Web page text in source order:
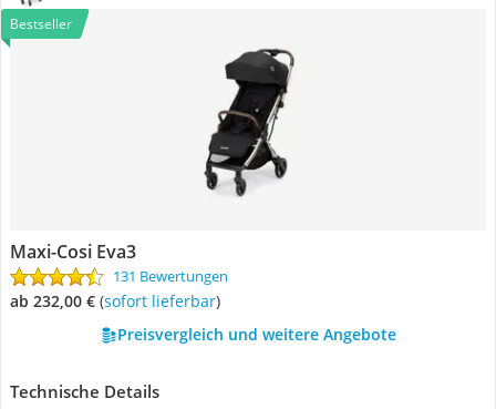
Bestseller
Maxi-Cosi Eva3
131 Bewertungen
ab 232,00 € ( Sofort lieferbar)
Preisvergleich und weitere Angebote
Technische Details